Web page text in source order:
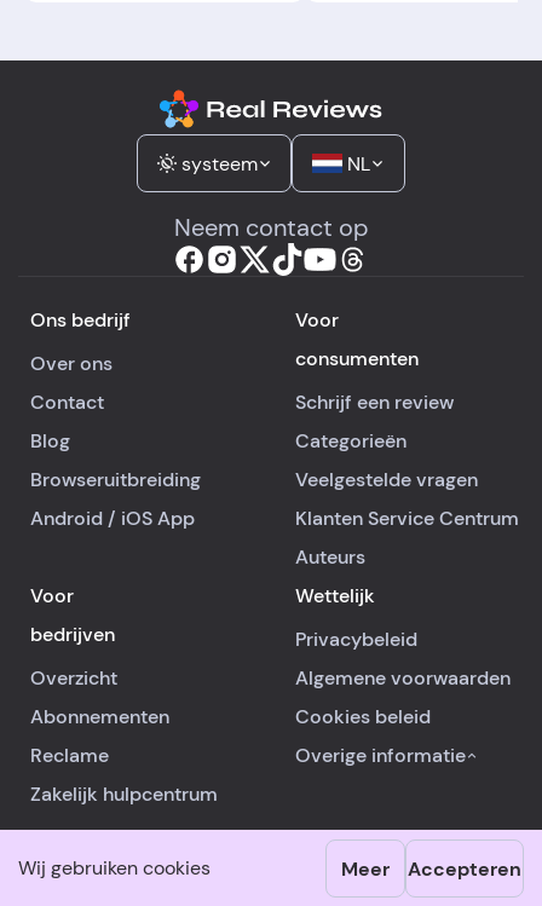
Wij gebruiken cookies Meer Accepteren
systeem NL
Neem contact op
Ons bedrijf
Over ons
Contact
Blog
Browseruitbreiding
Android / iOSApp
Voor
consumenten
Schrijf een review
Categorieën
Veelgestelde vragen
Klanten Service Centrum
Auteurs
Voor
bedrijven
Overzicht
Abonnementen
Reclame
Zakelijk hulpcentrum
Wettelijk
Privacybeleid
Algemene voorwaarden
Cookies beleid
Overige informatie
© 2026 RealReviews.io Alle rechten voorbehouden.